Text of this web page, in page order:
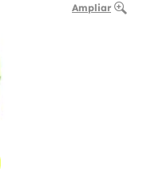
Ampliar